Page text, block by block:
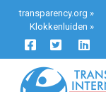
transparency.org »
Klokkenluiden »